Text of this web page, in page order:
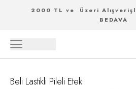
2000 TL ve Üzeri
BEDAVA
Beli Lastikli Pileli Etek